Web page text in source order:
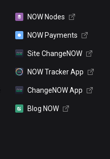
NOW Nodes
NOW Payments
Site ChangeNOW
NOW Tracker App
ChangeNOW App
Blog NOW